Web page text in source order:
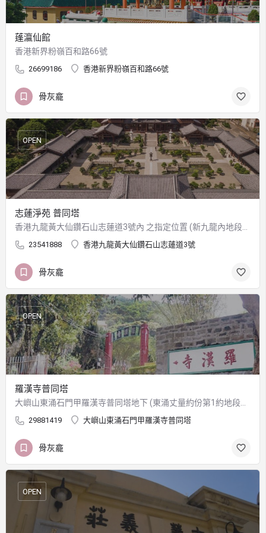
蓬瀛仙館
香港新界粉嶺百和路66號
26699186 香港新界粉嶺百和路66號
骨灰龕
志蓮淨苑 普同塔
23541888 香港九龍黃大仙鑽石山志蓮道3號
OPEN
骨灰龕
羅漢寺普同塔
29881419 大嶼山東涌石門甲羅漢寺普同塔
OPEN
骨灰龕
OPEN